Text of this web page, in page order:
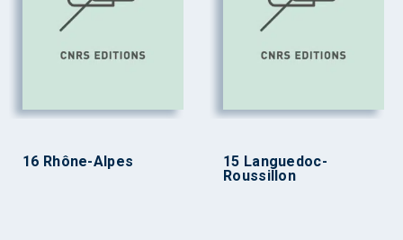
16 Rhône-Alpes
15 Languedoc-
Roussillon